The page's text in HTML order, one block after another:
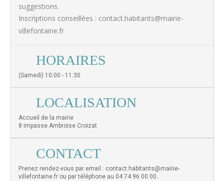
suggestions.
Inscriptions conseillées : contact.habitants@mairie-
villefontaine.fr
HORAIRES
(Samedi) 10:00 - 11:30
LOCALISATION
Accueil de la mairie
8 impasse Ambroise Croizat
CONTACT
Prenez rendez-vous par email : contact.habitants@mairie-
villefontaine.fr ou par téléphone au 04 74 96 00 00.